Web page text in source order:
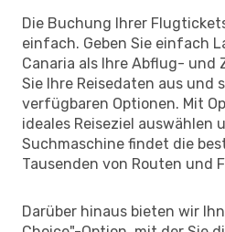
Die Buchung Ihrer
einfach. Geben Sie einfach
Canaria als Ihre Abflug- und
Sie Ihre Reisedaten aus und
verfügbaren Optionen. Mit
ideales Reiseziel auswählen
Suchmaschine findet die
Tausenden von Routen und
Darüber hinaus bieten wir